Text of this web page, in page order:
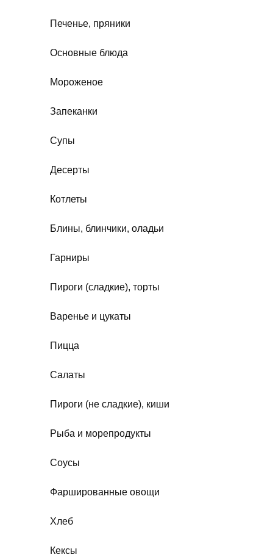
Печенье, пряники
Основные блюда
Мороженое
Запеканки
Супы
Десерты
Котлеты
Блины, блинчики, оладьи
Гарниры
Пироги (сладкие), торты
Варенье и цукаты
Пицца
Салаты
Пироги (не сладкие), киши
Рыба и морепродукты
Соусы
Фаршированные овощи
Хлеб
Кексы